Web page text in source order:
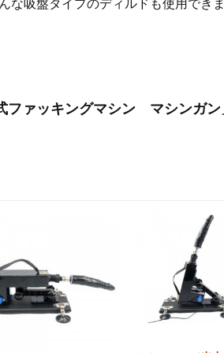
な吸盤タイプのディルドも使用できま
ファッキングマシン マシンガ